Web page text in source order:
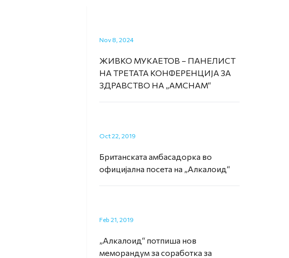
Nov 8, 2024
ЖИВКО МУКАЕТОВ – ПАНЕЛИСТ
НА ТРЕТАТА КОНФЕРЕНЦИЈА ЗА
ЗДРАВСТВО НА „AMCHAM“
Oct 22, 2019
Британската амбасадорка во
официјална посета на „Алкалоид“
Feb 21, 2019
„Алкалоид“ потпиша нов
меморандум за соработка за